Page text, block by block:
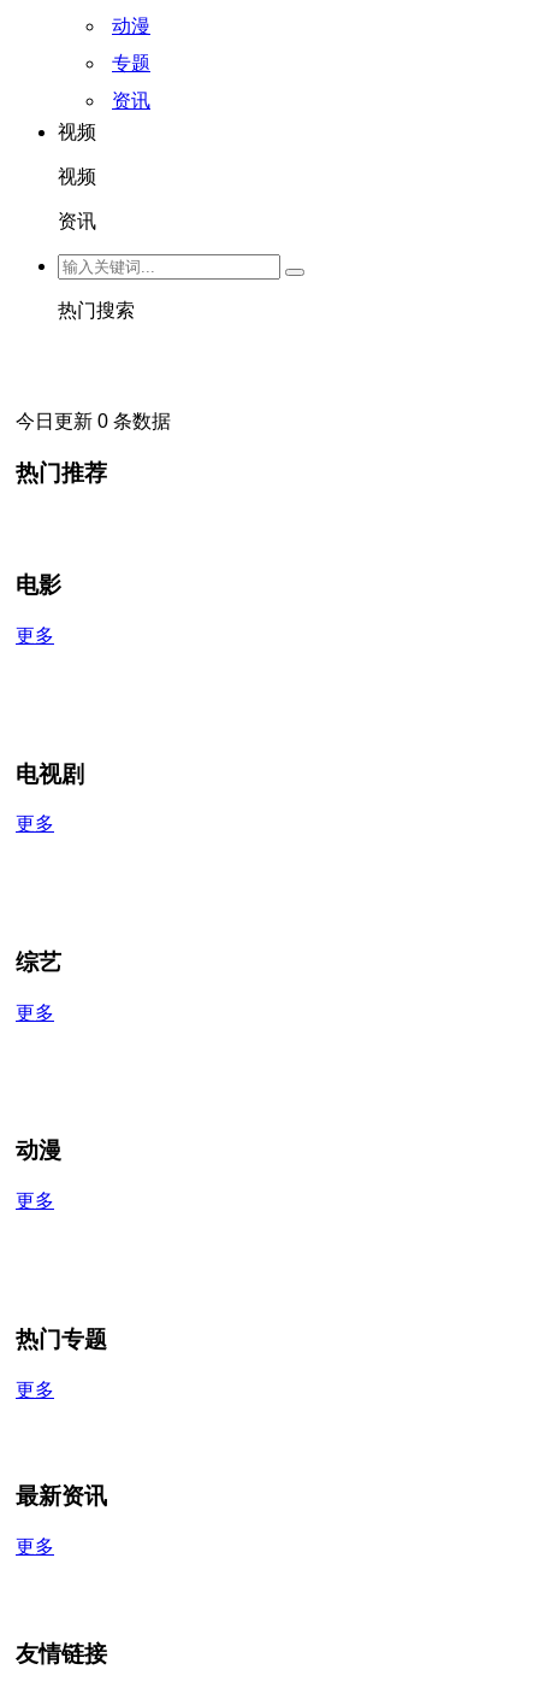
动漫
专题
资讯
视频
视频
资讯
热门搜索
今日更新 0 条数据
热门推荐
电影
更多
电视剧
更多
综艺
更多
动漫
更多
热门专题
更多
最新资讯
更多
友情链接